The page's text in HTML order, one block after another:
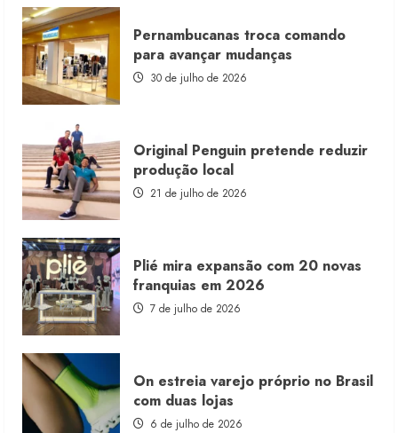
Morena
Rosa
lança
franquia
com
estoque
consignado
Pernambucanas troca comando
para avançar mudanças
30 de julho de 2026
Original Penguin pretende reduzir
produção local
21 de julho de 2026
Plié mira expansão com 20 novas
franquias em 2026
7 de julho de 2026
On estreia varejo próprio no Brasil
com duas lojas
6 de julho de 2026